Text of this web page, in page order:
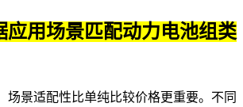
应用场景匹配动力电池组类
场景适配性比单纯比较价格更重要。不同